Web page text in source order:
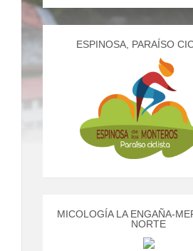
ESPINOSA, PARAÍSO
MICOLOGÍA LA ENGAÑA-
NORTE